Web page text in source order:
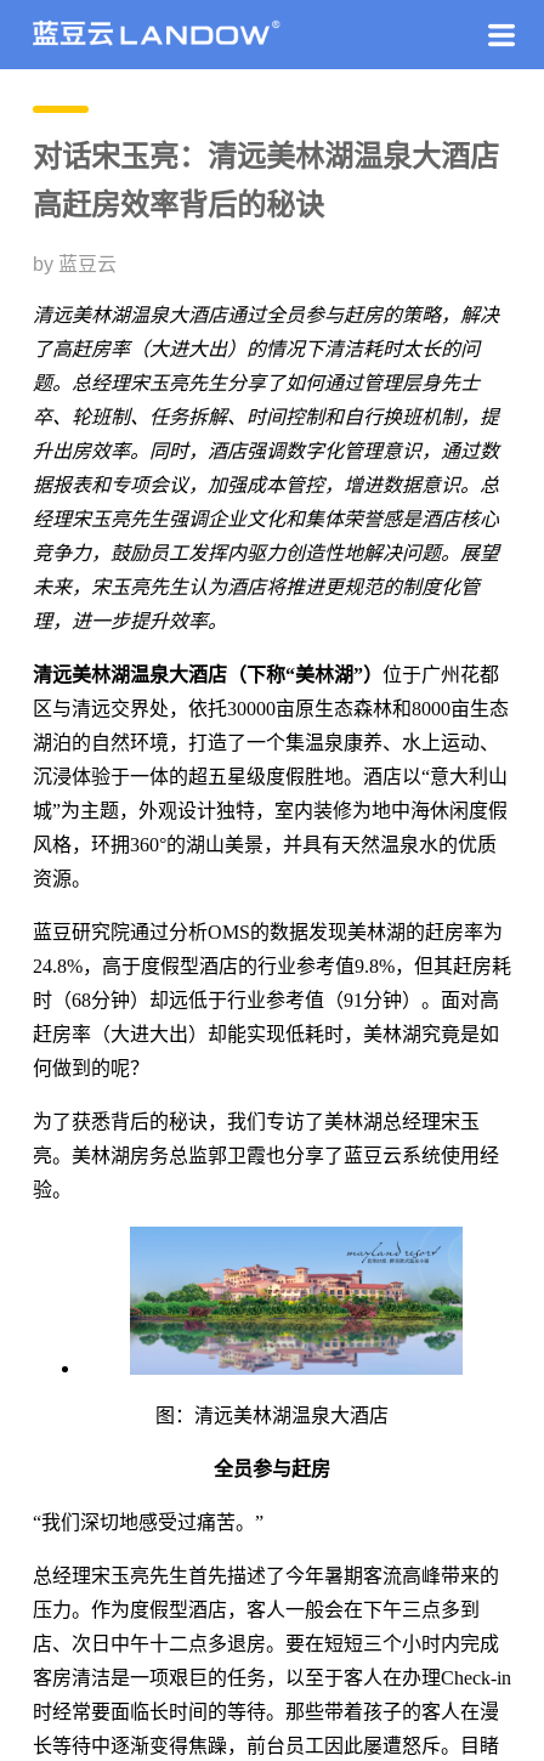
对话宋玉亮：清远美林湖温泉大酒店
高赶房效率背后的秘诀
by 蓝豆云
清远美林湖温泉大酒店通过全员参与赶房的策略，解决
了高赶房率（大进大出）的情况下清洁耗时太长的问
题。总经理宋玉亮先生分享了如何通过管理层身先士
卒、轮班制、任务拆解、时间控制和自行换班机制，提
升出房效率。同时，酒店强调数字化管理意识，通过数
据报表和专项会议，加强成本管控，增进数据意识。总
经理宋玉亮先生强调企业文化和集体荣誉感是酒店核心
竞争力，鼓励员工发挥内驱力创造性地解决问题。展望
未来，宋玉亮先生认为酒店将推进更规范的制度化管
理，进一步提升效率。
清远美林湖温泉大酒店（下称“美林湖”） 位于广州花都
区与清远交界处，依托30000亩原生态森林和8000亩生态
湖泊的自然环境，打造了一个集温泉康养、水上运动、
沉浸体验于一体的超五星级度假胜地。酒店以“意大利山
城”为主题，外观设计独特，室内装修为地中海休闲度假
风格，环拥360°的湖山美景，并具有天然温泉水的优质
资源。
蓝豆研究院通过分析OMS的数据发现美林湖的赶房率为
24.8%，高于度假型酒店的行业参考值9.8%，但其赶房耗
时（68分钟）却远低于行业参考值（91分钟）。面对高
赶房率（大进大出）却能实现低耗时，美林湖究竟是如
何做到的呢？
为了获悉背后的秘诀，我们专访了美林湖总经理宋玉
亮。美林湖房务总监郭卫霞也分享了蓝豆云系统使用经
验。
图：清远美林湖温泉大酒店
全员参与赶房
“我们深切地感受过痛苦。”
总经理宋玉亮先生首先描述了今年暑期客流高峰带来的
压力。作为度假型酒店，客人一般会在下午三点多到
店、次日中午十二点多退房。要在短短三个小时内完成
客房清洁是一项艰巨的任务，以至于客人在办理Check-in
时经常要面临长时间的等待。那些带着孩子的客人在漫
长等待中逐渐变得焦躁，前台员工因此屡遭怒斥。目睹